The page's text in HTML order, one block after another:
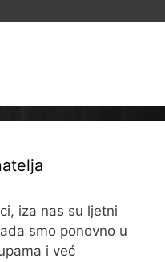
iza nas su ljetni
smo ponovno u
i već